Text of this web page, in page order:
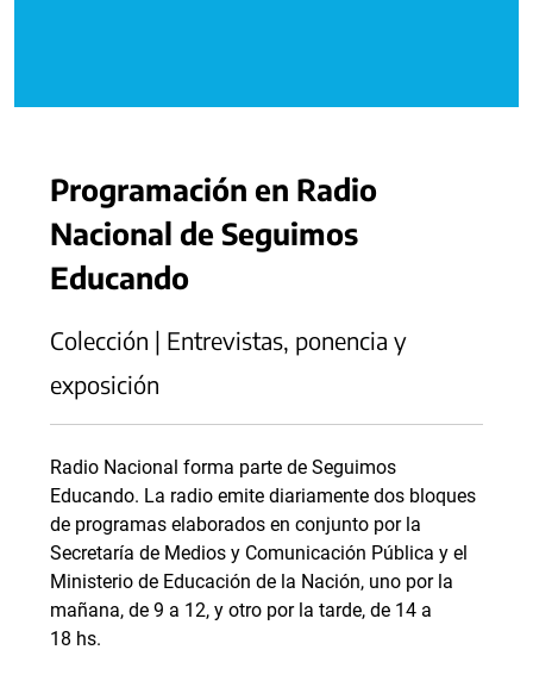
Programación en Radio
Nacional de Seguimos
Educando
Colección | Entrevistas, ponencia y
exposición
Radio Nacional forma parte de Seguimos
Educando. La radio emite diariamente dos bloques
de programas elaborados en conjunto por la
Secretaría de Medios y Comunicación Pública y el
Ministerio de Educación de la Nación, uno por la
mañana, de 9 a 12, y otro por la tarde, de 14 a
18 hs.